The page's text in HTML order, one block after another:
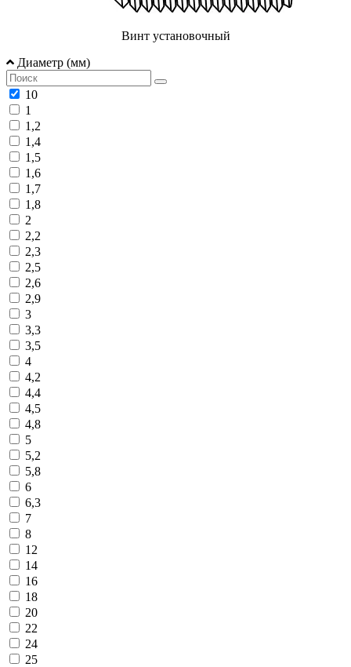
Винт установочный
Диаметр (мм)
10
1
1,2
1,4
1,5
1,6
1,7
1,8
2
2,2
2,3
2,5
2,6
2,9
3
3,3
3,5
4
4,2
4,4
4,5
4,8
5
5,2
5,8
6
6,3
7
8
12
14
16
18
20
22
24
25